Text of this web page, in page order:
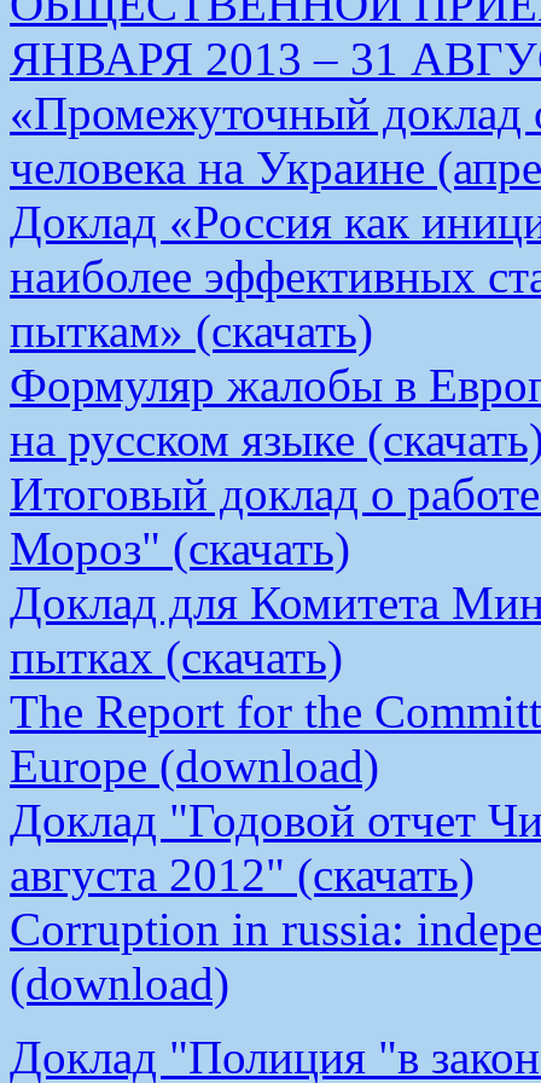
ЯНВАРЯ 2013 – 31
«Промежуточный доклад
человека на Украине
Доклад «Россия как
наиболее эффективных
пыткам» (скачать)
Формуляр жалобы в
на русском языке
Итоговый доклад о
Мороз" (скачать)
Доклад для Комитета
пытках (скачать)
The Report for the
Europe (download)
Доклад "Годовой отчет
августа 2012" (скачать)
Corruption in russia:
(download)
Доклад "Полиция "в